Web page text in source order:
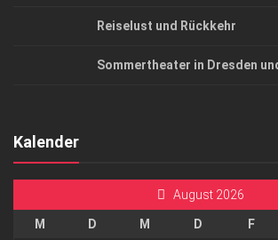
Reiselust und Rückkehr
Sommertheater in Dresden
Kalender
August 2026
M D M D F